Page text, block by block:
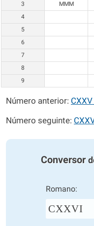
3
MMM
4
5
6
7
8
9
Número anterior: CXXV
Número seguinte:
Conversor
Romano:
CXXVI